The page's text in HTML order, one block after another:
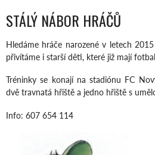
STÁLÝ NÁBOR HRÁČŮ
Hledáme hráče narozené v letech
přivítáme i starší děti, které již mají
Tréninky se konají na stadiónu FC
dvě travnatá hřiště a jedno hřiště s
Info: 607 654 114